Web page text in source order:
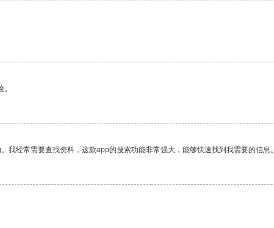
我经常需要查找资料，这款app的搜索功能非常强大，能够快速找到我需要的信息。